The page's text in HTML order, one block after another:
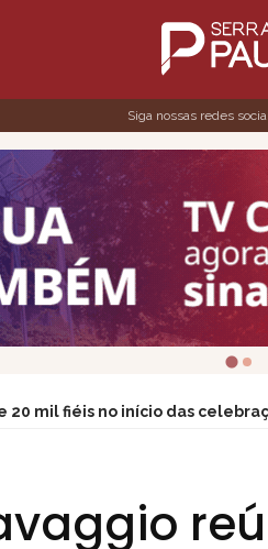
Siga nossas redes
20 mil fiéis no início das